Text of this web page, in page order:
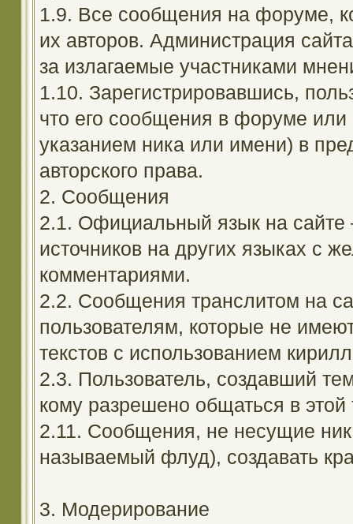
1.9. Все сообщения на форуме,
их авторов. Администрация
за излагаемые участниками
1.10. Зарегистрировавшись,
что его сообщения в форуме или
указанием ника или имени) в
авторского права.
2. Сообщения
2.1. Официальный язык на сайте
источников на других языках с
комментариями.
2.2. Сообщения транслитом на
пользователям, которые не
текстов с использованием
2.3. Пользователь, создавший
кому разрешено общаться в
2.11. Сообщения, не несущие
называемый флуд), создавать
3. Модерирование